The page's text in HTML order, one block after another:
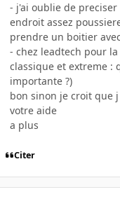
- j'ai oublie de
endroit assez
prendre un boitier
- chez leadtech pour
classique et extreme :
importante ?)
bon sinon je croit que
votre aide
a plus
Citer